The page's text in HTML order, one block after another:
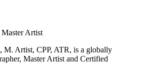
Master Artist
M. Artist, CPP, ATR, is a globally
Master Artist and Certified